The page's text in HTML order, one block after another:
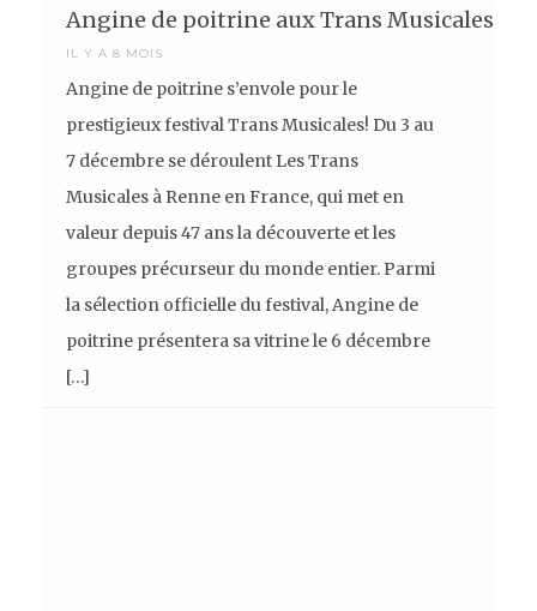
Angine de poitrine aux Trans Musicales!
IL Y A 8 MOIS
Angine de poitrine s’envole pour le
prestigieux festival Trans Musicales! Du 3 au
7 décembre se déroulent Les Trans
Musicales à Renne en France, qui met en
valeur depuis 47 ans la découverte et les
groupes précurseur du monde entier. Parmi
la sélection officielle du festival, Angine de
poitrine présentera sa vitrine le 6 décembre
[…]